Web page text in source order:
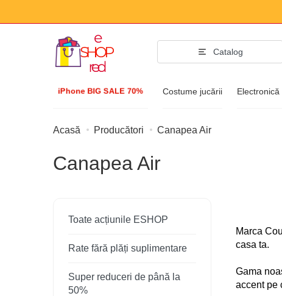
Catalog
iPhone BIG SALE 70% Costume jucării
Accesorii
Ceas de mână
Acasă Producători Canapea Air
Canapea Air
Toate acțiunile ESHOP
Rate fără plăți suplimentare
Super reduceri de până la
50%
Marca
casa ta.
Gama
accent pe